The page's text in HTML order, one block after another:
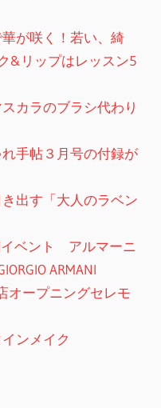
が咲く！若い、綺
&リップはレッスン5
カラのブラシ代わり
れ手帖３月号の付録が
出す「大人のラベン
イベント アルマーニ
ARMANI
オープニングセレモ
ンメイク